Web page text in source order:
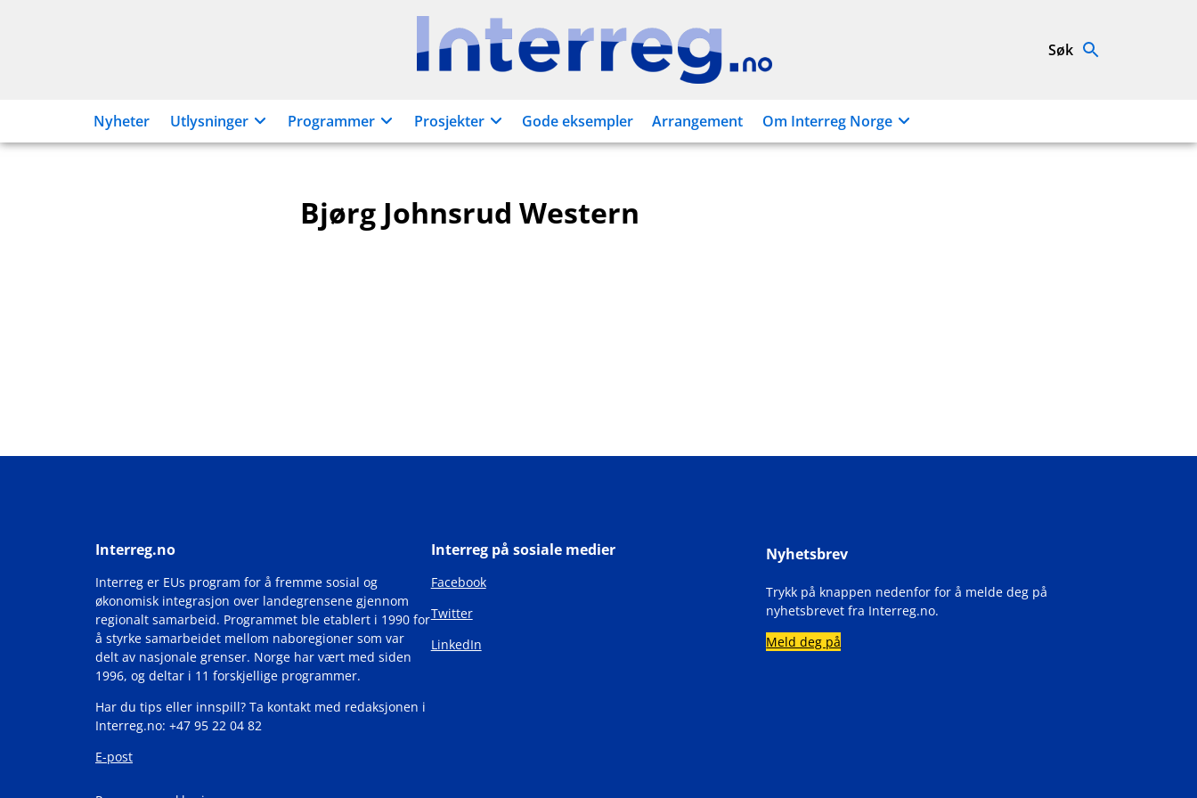
Interreg.no Søk
Nyheter Utlysninger Programmer Prosjekter Gode eksempler Arrangement Om Interreg Norge
Bjørg Johnsrud Western
Interreg.no
Interreg er EUs program for å fremme sosial og
økonomisk integrasjon over landegrensene gjennom
regionalt samarbeid. Programmet ble etablert i 1990 for
å styrke samarbeidet mellom naboregioner som var
delt av nasjonale grenser. Norge har vært med siden
1996, og deltar i 11 forskjellige programmer.
Har du tips eller innspill? Ta kontakt med redaksjonen i
Interreg.no: +47 95 22 04 82
E-post
Interreg på sosiale medier
Facebook
Twitter
LinkedIn
Nyhetsbrev
Trykk på knappen nedenfor for å melde deg på
nyhetsbrevet fra Interreg.no.
Meld deg på